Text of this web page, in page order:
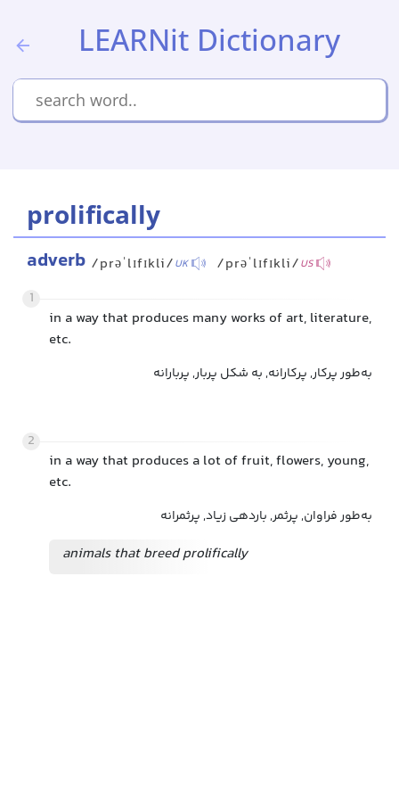
LEARNit Dictionary
prolifically
adverb /prəˈlɪfɪkli/UK /prəˈlɪfɪkli/US
1
in a way that produces many works of art, literature,
etc.
به‌طور پرکار, پرکارانه, به شکل پربار, پربارانه
2
in a way that produces a lot of fruit, flowers, young,
etc.
به‌طور فراوان, پرثمر, باردهی زیاد, پرثمرانه
animals that breed prolifically